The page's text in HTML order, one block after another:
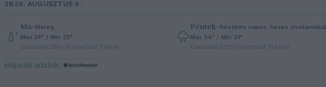
2026. AUGUSZTUS 6.
Ma–Meleg
Max 39° / Min 25°
Csapadék: 25% (0 mm)Szél: 7 km/h
Péntek–Részben napos, heves zivatarokkal
Max 34° / Min 21°
Csapadék: 55% (1 mm)Szél: 11 km/h
időjárási adatok: